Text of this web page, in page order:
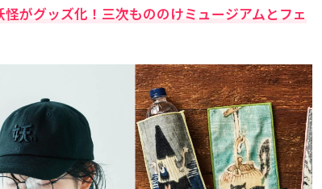
がグッズ化！三次もののけミュージアムとフェ